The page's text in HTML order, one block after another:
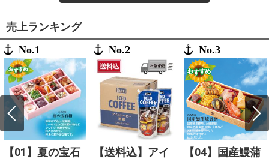
売上ランキング
No.1
【01】夏の宝石
No.2
【送料込】アイ
No.3
【04】国産鰻蒲